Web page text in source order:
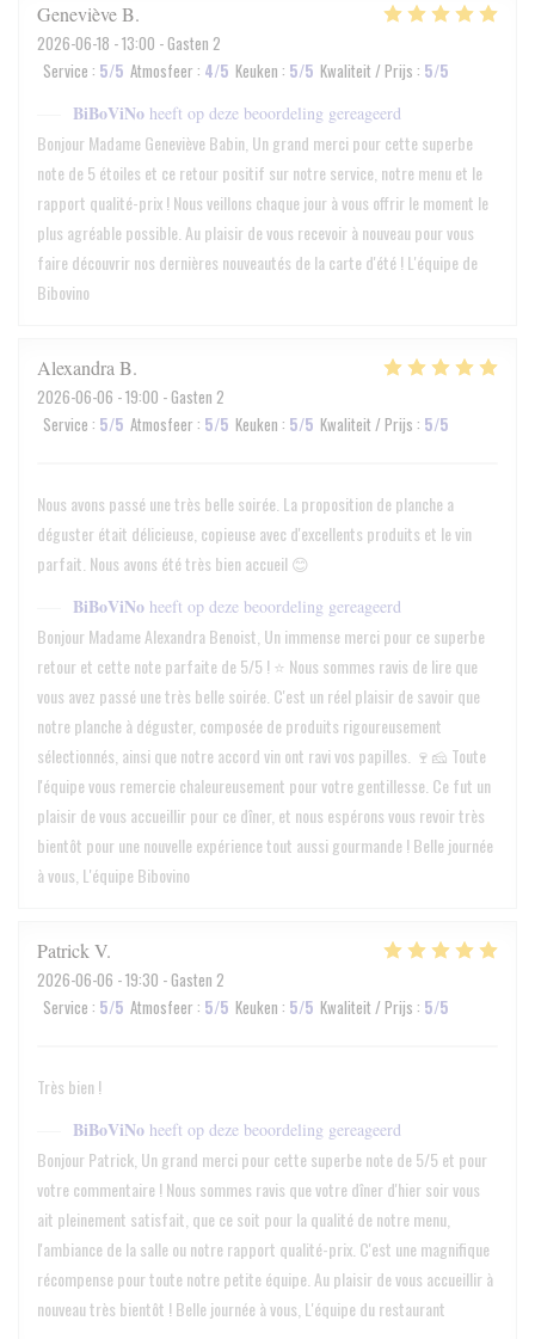
GenevièveB
2026-06-18 - 13:00 - Gasten 2
Service : 5/5 Atmosfeer : 4/5 Keuken : 5/5 Kwaliteit / Prijs : 5/5
BiBoViNo heeft op deze beoordeling gereageerd
Bonjour Madame Geneviève Babin, Un grand merci pour cette superbe
note de 5 étoiles et ce retour positif sur notre service, notre menu et le
rapport qualité-prix ! Nous veillons chaque jour à vous offrir le moment le
plus agréable possible. Au plaisir de vous recevoir à nouveau pour vous
faire découvrir nos dernières nouveautés de la carte d'été ! L'équipe de
Bibovino
Alexandra B
2026-06-06 - 19:00 - Gasten 2
Service : 5/5 Atmosfeer : 5/5 Keuken : 5/5 Kwaliteit / Prijs : 5/5
Nous avons passé une très belle soirée. La proposition de planche a
déguster était délicieuse, copieuse avec d'excellents produits et le vin
parfait. Nous avons été très bien accueil 😊
BiBoViNo heeft op deze beoordeling gereageerd
Bonjour Madame Alexandra Benoist, Un immense merci pour ce superbe
retour et cette note parfaite de 5/5 ! ⭐ Nous sommes ravis de lire que
vous avez passé une très belle soirée. C'est un réel plaisir de savoir que
notre planche à déguster, composée de produits rigoureusement
sélectionnés, ainsi que notre accord vin ont ravi vos papilles. 🍷🧀 Toute
l'équipe vous remercie chaleureusement pour votre gentillesse. Ce fut un
plaisir de vous accueillir pour ce dîner, et nous espérons vous revoir très
bientôt pour une nouvelle expérience tout aussi gourmande ! Belle journée
à vous, L'équipe Bibovino
Patrick V
2026-06-06 - 19:30 - Gasten 2
Service : 5/5 Atmosfeer : 5/5 Keuken : 5/5 Kwaliteit / Prijs : 5/5
Très bien !
BiBoViNo heeft op deze beoordeling gereageerd
Bonjour Patrick, Un grand merci pour cette superbe note de 5/5 et pour
votre commentaire ! Nous sommes ravis que votre dîner d'hier soir vous
ait pleinement satisfait, que ce soit pour la qualité de notre menu,
l'ambiance de la salle ou notre rapport qualité-prix. C'est une magnifique
récompense pour toute notre petite équipe. Au plaisir de vous accueillir à
nouveau très bientôt ! Belle journée à vous, L'équipe du restaurant